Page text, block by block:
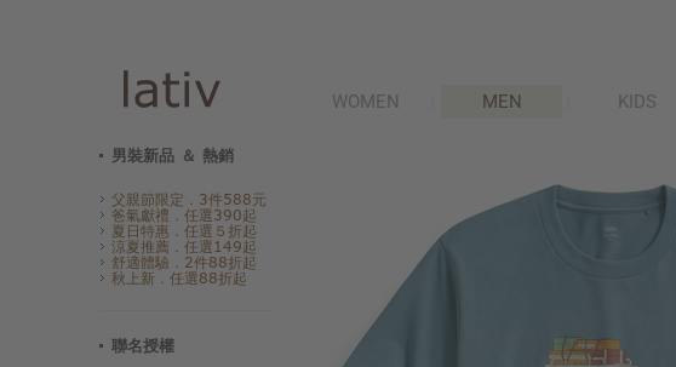
WOMEN MEN KIDS
男裝新品 ＆ 熱銷
父親節限定．3件588元
爸氣獻禮．任選390起
夏日特惠．任選５折起
涼夏推薦．任選149起
舒適體驗．2件88折起
秋上新．任選88折起
聯名授權